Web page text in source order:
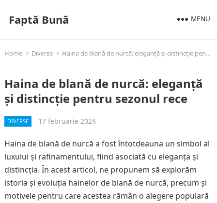
Faptă Bună MENU
Home Diverse Haina de blană de nurcă: eleganță și distincție pentru sezonul rece
Haina de blană de nurcă: eleganță
și distincție pentru sezonul rece
DIVERSE 17 februarie 2024
Haina de blană de nurcă a fost întotdeauna un simbol al
luxului și rafinamentului, fiind asociată cu eleganța și
distincția. În acest articol, ne propunem să explorăm
istoria și evoluția hainelor de blană de nurcă, precum și
motivele pentru care acestea rămân o alegere populară